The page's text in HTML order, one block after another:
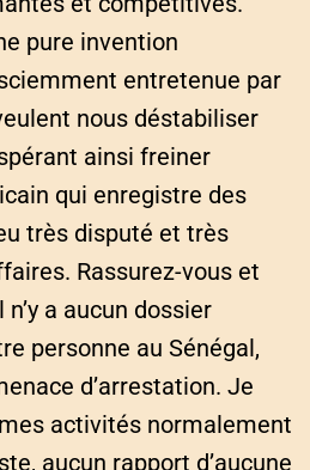
pure invention
entretenue par
nous déstabiliser
ainsi freiner
qui enregistre des
très disputé et très
Rassurez-vous et
a aucun dossier
personne au Sénégal,
d’arrestation. Je
activités normalement
aucun rapport d’aucune